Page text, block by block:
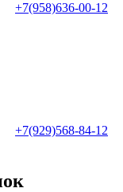
+7(958)636-00-12
+7(929)568-84-12